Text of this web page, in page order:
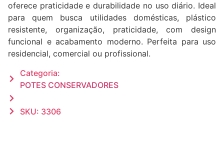
oferece praticidade e durabilidade no uso diário. Ideal
para quem busca utilidades domésticas, plástico
resistente, organização, praticidade, com design
funcional e acabamento moderno. Perfeita para uso
residencial, comercial ou profissional.
Categoria:
POTES CONSERVADORES
SKU: 3306